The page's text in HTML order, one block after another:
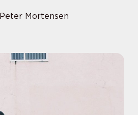
Peter Mortensen